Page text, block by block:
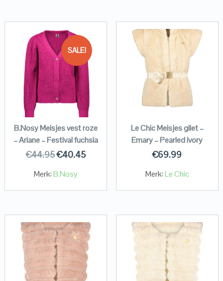
SALE!
B.Nosy Meisjes vest roze
– Ariane – Festival fuchsia
€44.95€40.45
Merk:B.Nosy
Le Chic Meisjes gilet –
Emary – Pearled ivory
€69.99
Merk:Le Chic